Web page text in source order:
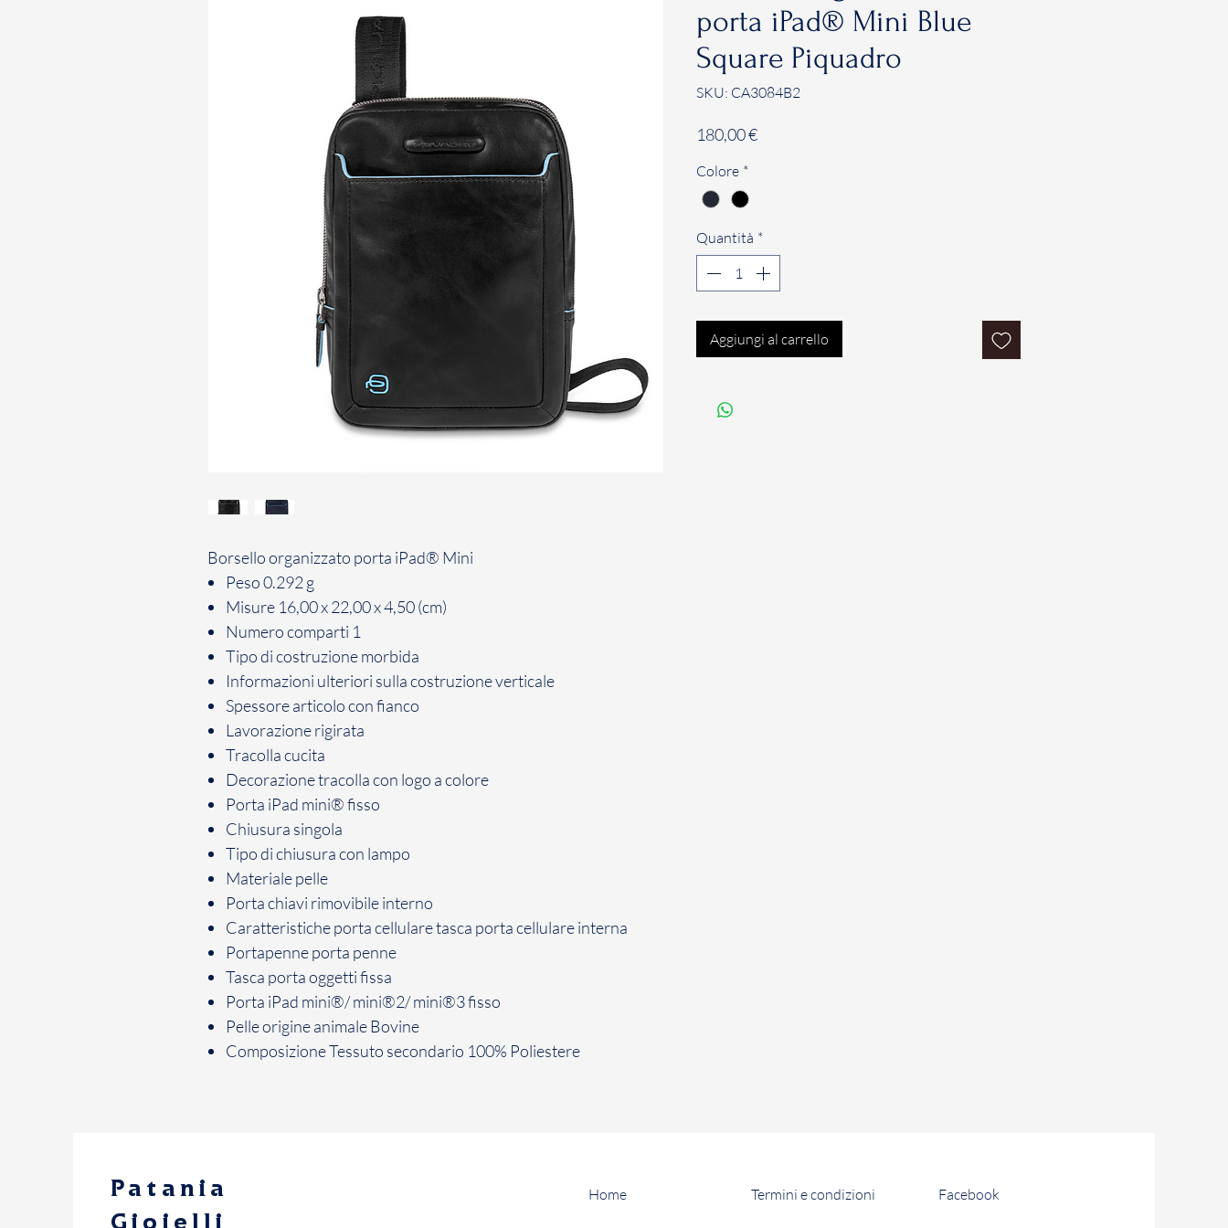
Borsello organizzato porta iPad® Mini
Peso0.292 g
Misure 16,00 x 22,00 x 4,50 (cm)
Numero comparti 1
Tipo di costruzionemorbida
Informazioni ulteriori sulla costruzioneverticale
Spessore articolocon fianco
Lavorazionerigirata
Tracollacucita
Decorazione tracollacon logo a colore
Porta iPad mini®fisso
Chiusura singola
Tipo di chiusuracon lampo
Materialepelle
Porta chiavi rimovibile interno
Caratteristiche porta cellularetasca porta cellulare interna
Portapenneporta penne
Tasca porta oggettifissa
Porta iPad mini®/ mini®2/ mini®3fisso
Pelle origine animaleBovine
Composizione Tessuto secondario 100% Poliestere
porta iPad® Mini Blue
Square Piquadro
SKU: CA3084B2
180,00 €Prezzo
Colore *
Quantità *
Aggiungi al carrello
Patania
Home Termini e condizioni Facebook